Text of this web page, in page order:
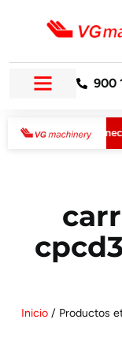
900
VGMachinery
Inicio / Productos